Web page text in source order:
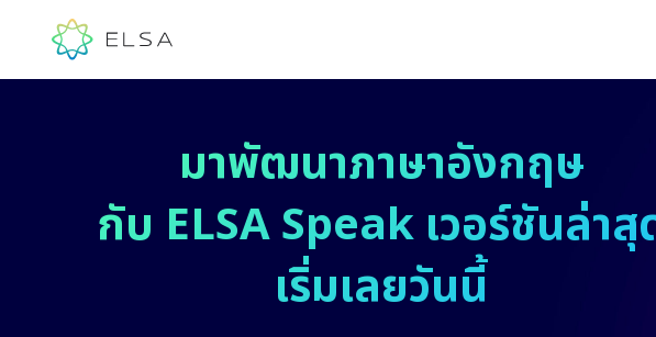
มาพัฒนาภาษาอังกฤษ
กับ ELSA Speak เวอร์ชันล่าสุ
เริ่มเลยวันนี้